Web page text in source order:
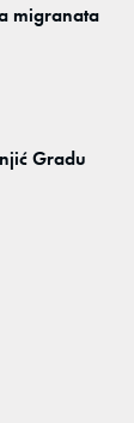
migranata
Gradu